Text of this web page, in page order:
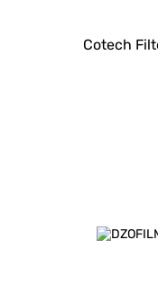
Cotech